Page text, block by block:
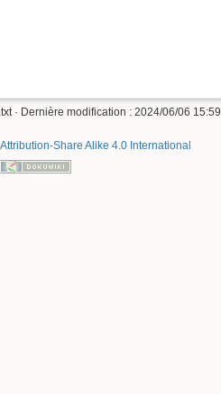
· Dernière modification : 2024/06/06 15:59
Share Alike 4.0 International